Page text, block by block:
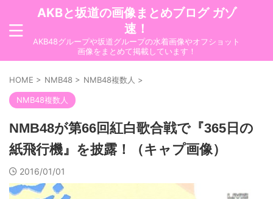
AKBと坂道の画像まとめブログ ガゾ
速！
AKB48グループや坂道グループの水着画像やオフショット
画像をまとめて掲載しています！
HOME > NMB48 > NMB48複数人 >
NMB48複数人
NMB48が第66回紅白歌合戦で『365日の
紙飛行機』を披露！（キャプ画像）
2016/01/01